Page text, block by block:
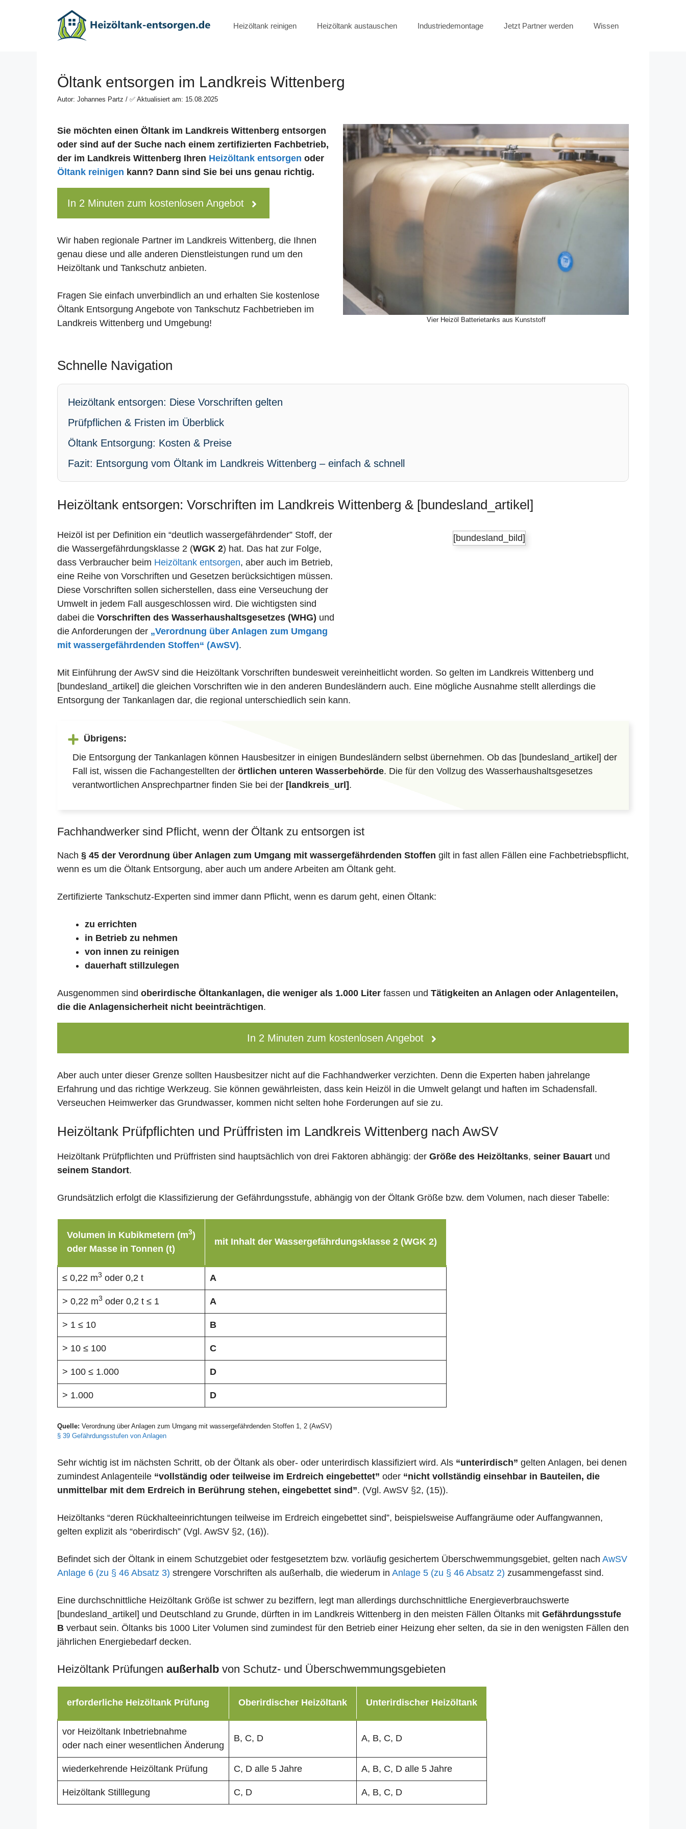
Heizöltank reinigen Heizöltank austauschen Industriedemontage Jetzt Partner werden Wissen
Öltank entsorgen im Landkreis Wittenberg
Autor: Johannes Partz / ✅ Aktualisiert am: 15.08.2025
Sie möchten einen Öltank im Landkreis Wittenberg entsorgen
oder sind auf der Suche nach einem zertifizierten Fachbetrieb,
der im Landkreis Wittenberg Ihren Heizöltank entsorgen oder
Öltank reinigen kann? Dann sind Sie bei uns genau richtig.
In 2 Minuten zum kostenlosen Angebot
Wir haben regionale Partner im Landkreis Wittenberg, die Ihnen
genau diese und alle anderen Dienstleistungen rund um den
Heizöltank und Tankschutz anbieten.
Fragen Sie einfach unverbindlich an und erhalten Sie kostenlose
Öltank Entsorgung Angebote von Tankschutz Fachbetrieben im
Landkreis Wittenberg und Umgebung!
Vier Heizöl Batterietanks aus Kunststoff
Schnelle Navigation
Heizöltank entsorgen: Diese Vorschriften gelten
Prüfpflichen & Fristen im Überblick
Öltank Entsorgung: Kosten & Preise
Fazit: Entsorgung vom Öltank im Landkreis Wittenberg – einfach & schnell
Heizöltank entsorgen: Vorschriften im Landkreis Wittenberg & [bundesland_artikel]
Heizöl ist per Definition ein “deutlich wassergefährdender” Stoff, der
die Wassergefährdungsklasse 2 (WGK 2) hat. Das hat zur Folge,
dass Verbraucher beim Heizöltank entsorgen, aber auch im Betrieb,
eine Reihe von Vorschriften und Gesetzen berücksichtigen müssen.
Diese Vorschriften sollen sicherstellen, dass eine Verseuchung der
Umwelt in jedem Fall ausgeschlossen wird. Die wichtigsten sind
dabei die Vorschriften des Wasserhaushaltsgesetzes (WHG) und
die Anforderungen der „Verordnung über Anlagen zum Umgang
mit wassergefährdenden Stoffen“ (AwSV).
[bundesland_bild]
Mit Einführung der AwSV sind die Heizöltank Vorschriften bundesweit vereinheitlicht worden. So gelten im Landkreis Wittenberg und
[bundesland_artikel] die gleichen Vorschriften wie in den anderen Bundesländern auch. Eine mögliche Ausnahme stellt allerdings die
Entsorgung der Tankanlagen dar, die regional unterschiedlich sein kann.
Übrigens:
Die Entsorgung der Tankanlagen können Hausbesitzer in einigen Bundesländern selbst übernehmen. Ob das [bundesland_artikel] der
Fall ist, wissen die Fachangestellten der örtlichen unteren Wasserbehörde. Die für den Vollzug des Wasserhaushaltsgesetzes
verantwortlichen Ansprechpartner finden Sie bei der [landkreis_url].
Fachhandwerker sind Pflicht, wenn der Öltank zu entsorgen ist
Nach § 45 der Verordnung über Anlagen zum Umgang mit wassergefährdenden Stoffen gilt in fast allen Fällen eine Fachbetriebspflicht,
wenn es um die Öltank Entsorgung, aber auch um andere Arbeiten am Öltank geht.
Zertifizierte Tankschutz-Experten sind immer dann Pflicht, wenn es darum geht, einen Öltank:
zu errichten
in Betrieb zu nehmen
von innen zu reinigen
dauerhaft stillzulegen
Ausgenommen sind oberirdische Öltankanlagen, die weniger als 1.000 Liter fassen und Tätigkeiten an Anlagen oder Anlagenteilen,
die die Anlagensicherheit nicht beeinträchtigen.
In 2 Minuten zum kostenlosen Angebot
Aber auch unter dieser Grenze sollten Hausbesitzer nicht auf die Fachhandwerker verzichten. Denn die Experten haben jahrelange
Erfahrung und das richtige Werkzeug. Sie können gewährleisten, dass kein Heizöl in die Umwelt gelangt und haften im Schadensfall.
Verseuchen Heimwerker das Grundwasser, kommen nicht selten hohe Forderungen auf sie zu.
Heizöltank Prüfpflichten und Prüffristen im Landkreis Wittenberg nach AwSV
Heizöltank Prüfpflichten und Prüffristen sind hauptsächlich von drei Faktoren abhängig: der Größe des Heizöltanks, seiner Bauart und
seinem Standort.
Grundsätzlich erfolgt die Klassifizierung der Gefährdungsstufe, abhängig von der Öltank Größe bzw. dem Volumen, nach dieser Tabelle:
Volumen in Kubikmetern (m3)
oder Masse in Tonnen (t)
mit Inhalt der Wassergefährdungsklasse 2 (WGK 2)
≤ 0,22 m3 oder 0,2 t A
> 0,22 m3 oder 0,2 t ≤ 1 A
> 1 ≤ 10 B
> 10 ≤ 100 C
> 100 ≤ 1.000 D
> 1.000 D
Quelle: Verordnung über Anlagen zum Umgang mit wassergefährdenden Stoffen 1, 2 (AwSV)
§ 39 Gefährdungsstufen von Anlagen
Sehr wichtig ist im nächsten Schritt, ob der Öltank als ober- oder unterirdisch klassifiziert wird. Als “unterirdisch” gelten Anlagen, bei denen
zumindest Anlagenteile “vollständig oder teilweise im Erdreich eingebettet” oder “nicht vollständig einsehbar in Bauteilen, die
unmittelbar mit dem Erdreich in Berührung stehen, eingebettet sind”. (Vgl. AwSV §2, (15)).
Heizöltanks “deren Rückhalteeinrichtungen teilweise im Erdreich eingebettet sind”, beispielsweise Auffangräume oder Auffangwannen,
gelten explizit als “oberirdisch” (Vgl. AwSV §2, (16)).
Befindet sich der Öltank in einem Schutzgebiet oder festgesetztem bzw. vorläufig gesichertem Überschwemmungsgebiet, gelten nach AwSV
Anlage 6 (zu § 46 Absatz 3) strengere Vorschriften als außerhalb, die wiederum in Anlage 5 (zu § 46 Absatz 2) zusammengefasst sind.
Eine durchschnittliche Heizöltank Größe ist schwer zu beziffern, legt man allerdings durchschnittliche Energieverbrauchswerte
[bundesland_artikel] und Deutschland zu Grunde, dürften in im Landkreis Wittenberg in den meisten Fällen Öltanks mit Gefährdungsstufe
B verbaut sein. Öltanks bis 1000 Liter Volumen sind zumindest für den Betrieb einer Heizung eher selten, da sie in den wenigsten Fällen den
jährlichen Energiebedarf decken.
Heizöltank Prüfungen außerhalb von Schutz- und Überschwemmungsgebieten
erforderliche Heizöltank Prüfung Oberirdischer Heizöltank Unterirdischer Heizöltank
vor Heizöltank Inbetriebnahme
oder nach einer wesentlichen Änderung
B, C, D A, B, C, D
wiederkehrende Heizöltank Prüfung C, D alle 5 Jahre A, B, C, D alle 5 Jahre
Heizöltank Stilllegung C, D A, B, C, D